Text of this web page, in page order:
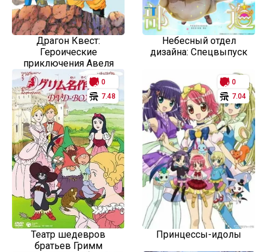
Драгон Квест:
Героические
приключения Авеля
Небесный отдел
дизайна: Спецвыпуск
0
7.48
Театр шедевров
братьев Гримм
0
7.04
Принцессы-идолы